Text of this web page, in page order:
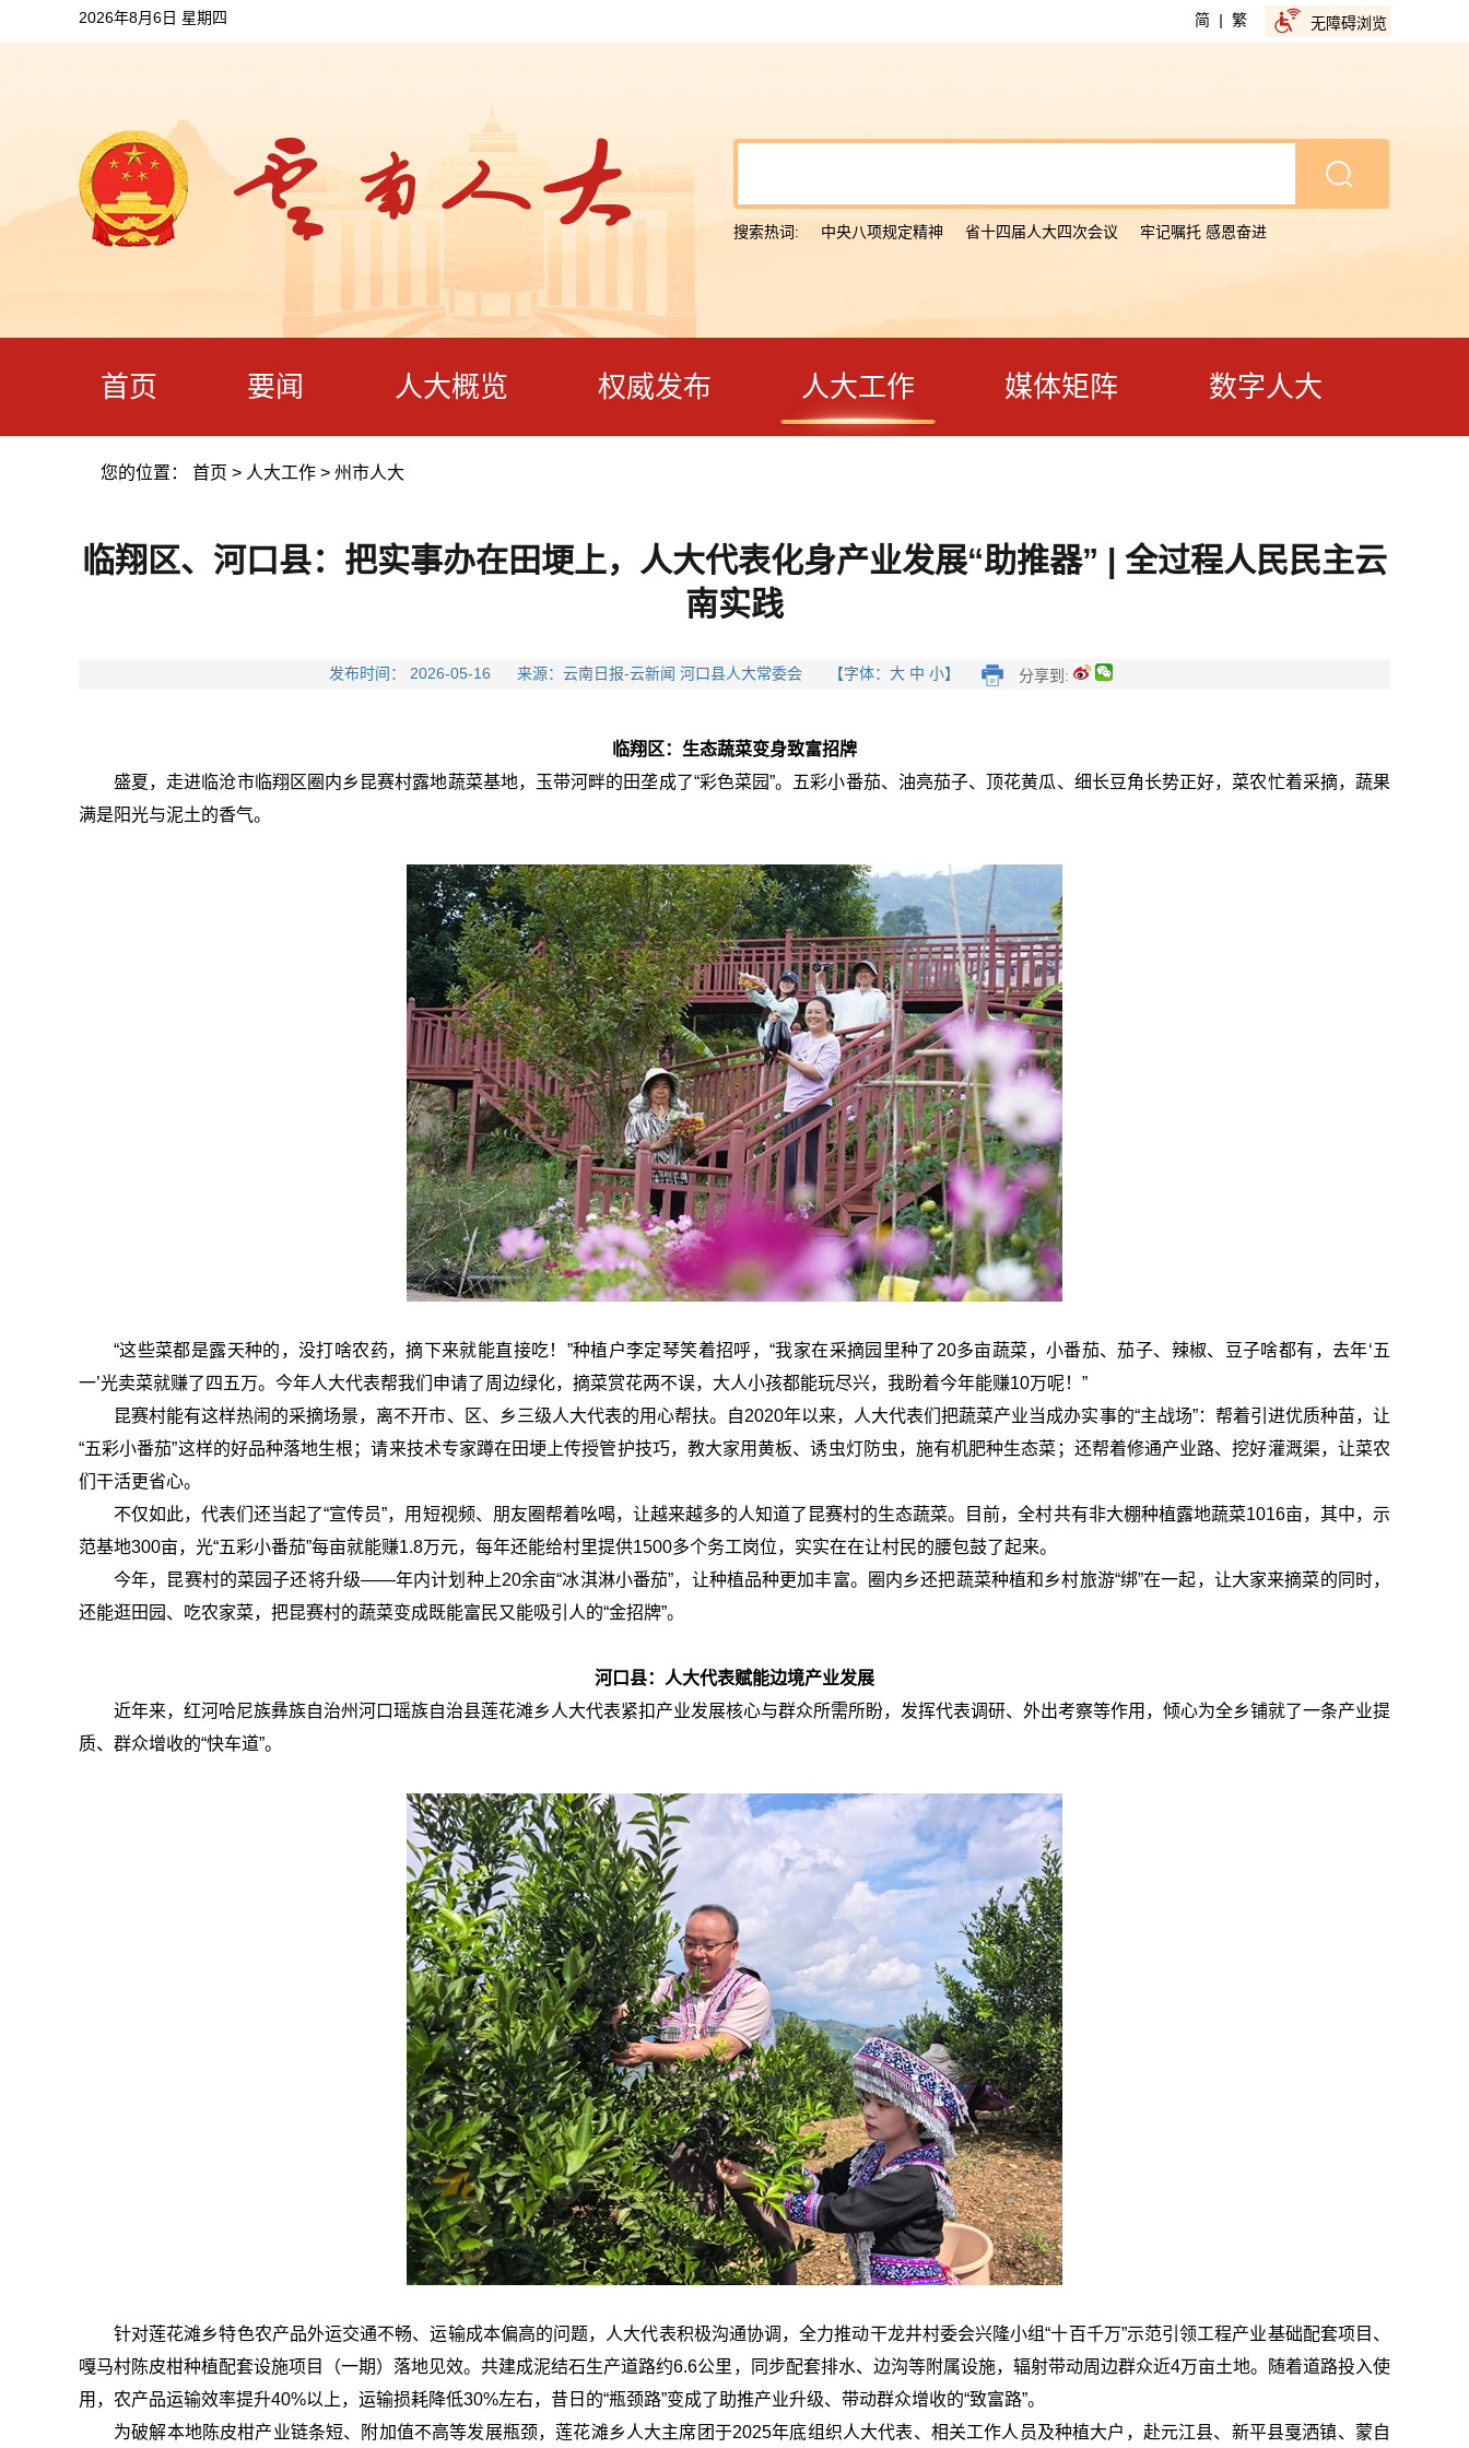
2026年8月6日 星期四 简 | 繁 无障碍浏览
搜索热词: 中央八项规定精神 省十四届人大四次会议 牢记嘱托 感恩奋进
首页 要闻 人大概览 权威发布 人大工作 媒体矩阵 数字人大
您的位置： 首页 > 人大工作 > 州市人大
临翔区、河口县：把实事办在田埂上，人大代表化身产业发展“助推器” | 全过程人民民主云
南实践
发布时间： 2026-05-16 来源：云南日报-云新闻 河口县人大常委会 【字体：大 中 小】 分享到:
临翔区：生态蔬菜变身致富招牌
盛夏，走进临沧市临翔区圈内乡昆赛村露地蔬菜基地，玉带河畔的田垄成了“彩色菜园”。五彩小番茄、油亮茄子、顶花黄瓜、细长豆角长势正好，菜农忙着采摘，蔬果
满是阳光与泥土的香气。
“这些菜都是露天种的，没打啥农药，摘下来就能直接吃！”种植户李定琴笑着招呼，“我家在采摘园里种了20多亩蔬菜，小番茄、茄子、辣椒、豆子啥都有，去年‘五
一’光卖菜就赚了四五万。今年人大代表帮我们申请了周边绿化，摘菜赏花两不误，大人小孩都能玩尽兴，我盼着今年能赚10万呢！”
昆赛村能有这样热闹的采摘场景，离不开市、区、乡三级人大代表的用心帮扶。自2020年以来，人大代表们把蔬菜产业当成办实事的“主战场”：帮着引进优质种苗，让
“五彩小番茄”这样的好品种落地生根；请来技术专家蹲在田埂上传授管护技巧，教大家用黄板、诱虫灯防虫，施有机肥种生态菜；还帮着修通产业路、挖好灌溉渠，让菜农
们干活更省心。
不仅如此，代表们还当起了“宣传员”，用短视频、朋友圈帮着吆喝，让越来越多的人知道了昆赛村的生态蔬菜。目前，全村共有非大棚种植露地蔬菜1016亩，其中，示
范基地300亩，光“五彩小番茄”每亩就能赚1.8万元，每年还能给村里提供1500多个务工岗位，实实在在让村民的腰包鼓了起来。
今年，昆赛村的菜园子还将升级——年内计划种上20余亩“冰淇淋小番茄”，让种植品种更加丰富。圈内乡还把蔬菜种植和乡村旅游“绑”在一起，让大家来摘菜的同时，
还能逛田园、吃农家菜，把昆赛村的蔬菜变成既能富民又能吸引人的“金招牌”。
河口县：人大代表赋能边境产业发展
近年来，红河哈尼族彝族自治州河口瑶族自治县莲花滩乡人大代表紧扣产业发展核心与群众所需所盼，发挥代表调研、外出考察等作用，倾心为全乡铺就了一条产业提
质、群众增收的“快车道”。
针对莲花滩乡特色农产品外运交通不畅、运输成本偏高的问题，人大代表积极沟通协调，全力推动干龙井村委会兴隆小组“十百千万”示范引领工程产业基础配套项目、
嘎马村陈皮柑种植配套设施项目（一期）落地见效。共建成泥结石生产道路约6.6公里，同步配套排水、边沟等附属设施，辐射带动周边群众近4万亩土地。随着道路投入使
用，农产品运输效率提升40%以上，运输损耗降低30%左右，昔日的“瓶颈路”变成了助推产业升级、带动群众增收的“致富路”。
为破解本地陈皮柑产业链条短、附加值不高等发展瓶颈，莲花滩乡人大主席团于2025年底组织人大代表、相关工作人员及种植大户，赴元江县、新平县戛洒镇、蒙自